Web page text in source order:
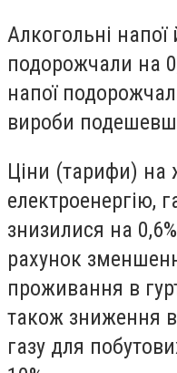
Алкогольні
подорожчали на
напої
вироби
Ціни (тарифи) на
електроенергію,
знизилися на
рахунок
проживання в
також зниження
газу для